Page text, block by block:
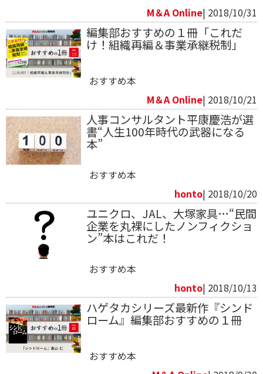
M＆A Online| 2018/10/31
編集部おすすめの１冊「これだ
け！組織再編＆事業承継税制」
おすすめ本
M＆A Online| 2018/10/21
人事コンサルタント平康慶浩が選
書“人生100年時代の武器になる
本”
おすすめ本
honto| 2018/10/20
ユニクロ、JAL、大塚家具…“民間
企業を丸裸にしたノンフィクショ
ン”本はこれだ！
おすすめ本
honto| 2018/10/13
ハゲタカシリーズ最新作『シンド
ローム』編集部おすすめの１冊
おすすめ本